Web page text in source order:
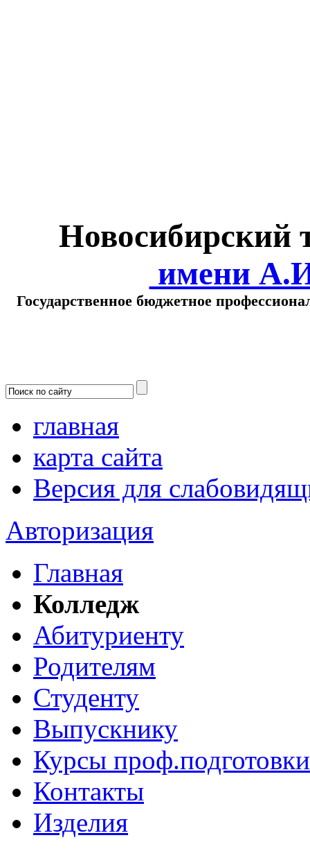
Новосибирский
имени
Государственное бюджетное
главная
карта сайта
Версия для
Авторизация
Главная
Колледж
Абитуриенту
Родителям
Студенту
Выпускнику
Курсы проф.подготовки
Контакты
Изделия